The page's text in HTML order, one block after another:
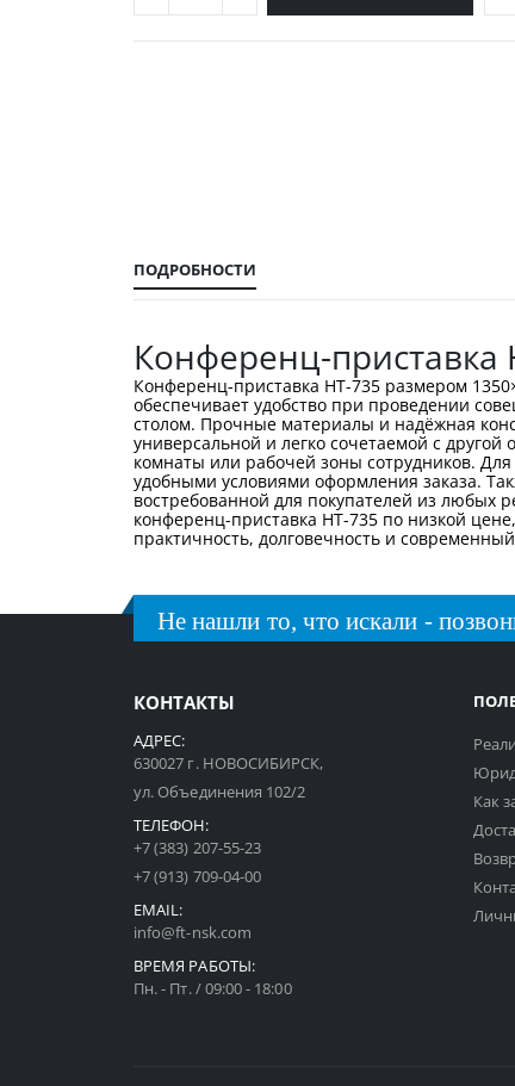
ПОДРОБНОСТИ
Конференц-приставка
Конференц-приставка НТ-735 размером
обеспечивает удобство при проведении
столом. Прочные материалы и надёжная
универсальной и легко сочетаемой с
комнаты или рабочей зоны сотрудников.
удобными условиями оформления заказа.
востребованной для покупателей из любых
конференц-приставка НТ-735 по низкой
практичность, долговечность и
Не нашли то, что искали -
КОНТАКТЫ
АДРЕС:
630027 г. НОВОСИБИРСК,
ул. Объединения 102/2
ТЕЛЕФОН:
+7 (383) 207-55-23
+7 (913) 709-04-00
EMAIL:
info@ft-nsk.com
ВРЕМЯ РАБОТЫ:
Пн. - Пт. / 09:00 - 18:00
Как